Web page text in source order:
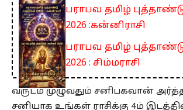
பராபவ தமிழ்
2026 :கன்னிராசி
பராபவ தமிழ்
2026 : சிம்மராசி
வருடம் முழுவதும் சனிபகவான்
சனியாக உங்கள் ராசிக்கு 4ம்